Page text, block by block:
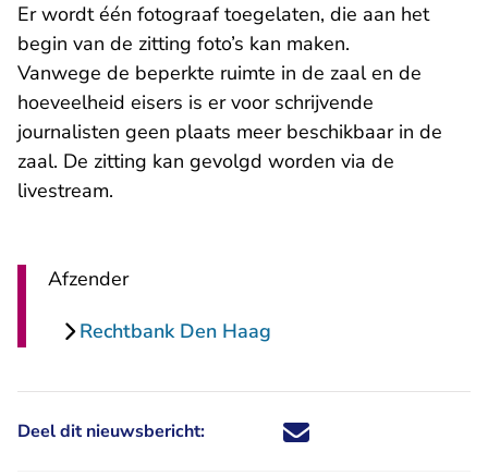
Er wordt één fotograaf toegelaten, die aan het
begin van de zitting foto’s kan maken.
Vanwege de beperkte ruimte in de zaal en de
hoeveelheid eisers is er voor schrijvende
journalisten geen plaats meer beschikbaar in de
zaal. De zitting kan gevolgd worden via de
livestream.
Afzender
Rechtbank Den Haag
Deel dit nieuwsbericht: Deel dit nieuwsbericht via X -
Deel dit nieuwsbericht via
Deel dit nieuwsbericht
Deel dit